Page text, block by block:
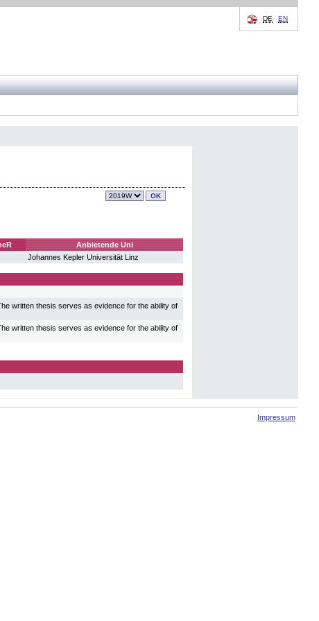
DE EN
Anbietende Uni
Johannes Kepler Universität Linz
written thesis serves as evidence for the ability of
written thesis serves as evidence for the ability of
Impressum